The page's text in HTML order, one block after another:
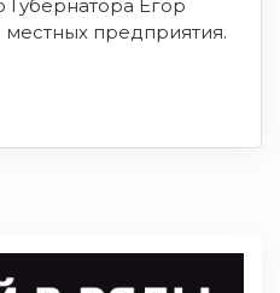
Губернатора Егор
местных предприятия.